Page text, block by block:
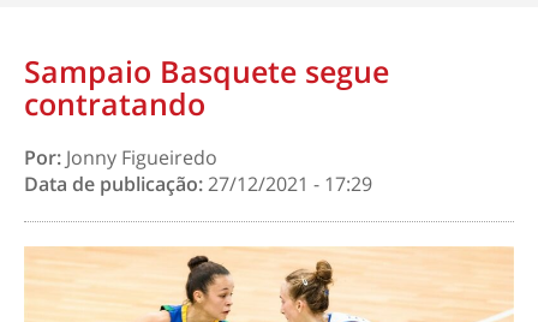
Sampaio Basquete segue
contratando
Por: Jonny Figueiredo
Data de publicação:27/12/2021 - 17:29